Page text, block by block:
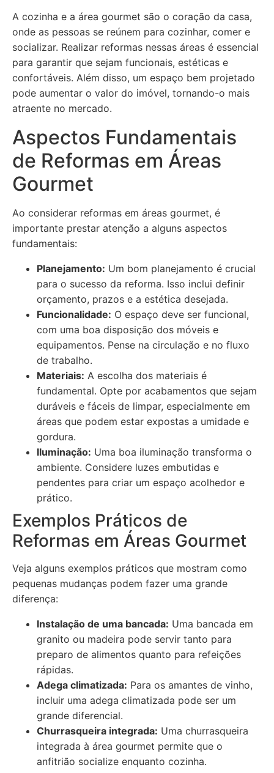
A cozinha e a área gourmet são o coração da casa,
onde as pessoas se reúnem para cozinhar, comer e
socializar. Realizar reformas nessas áreas é essencial
para garantir que sejam funcionais, estéticas e
confortáveis. Além disso, um espaço bem projetado
pode aumentar o valor do imóvel, tornando-o mais
atraente no mercado.
Aspectos Fundamentais
de Reformas em Áreas
Gourmet
Ao considerar reformas em áreas gourmet, é
importante prestar atenção a alguns aspectos
fundamentais:
Planejamento: Um bom planejamento é crucial
para o sucesso da reforma. Isso inclui definir
orçamento, prazos e a estética desejada.
Funcionalidade: O espaço deve ser funcional,
com uma boa disposição dos móveis e
equipamentos. Pense na circulação e no fluxo
de trabalho.
Materiais: A escolha dos materiais é
fundamental. Opte por acabamentos que sejam
duráveis e fáceis de limpar, especialmente em
áreas que podem estar expostas a umidade e
gordura.
Iluminação: Uma boa iluminação transforma o
ambiente. Considere luzes embutidas e
pendentes para criar um espaço acolhedor e
prático.
Exemplos Práticos de
Reformas em Áreas Gourmet
Veja alguns exemplos práticos que mostram como
pequenas mudanças podem fazer uma grande
diferença:
Instalação de uma bancada: Uma bancada em
granito ou madeira pode servir tanto para
preparo de alimentos quanto para refeições
rápidas.
Adega climatizada: Para os amantes de vinho,
incluir uma adega climatizada pode ser um
grande diferencial.
Churrasqueira integrada: Uma churrasqueira
integrada à área gourmet permite que o
anfitrião socialize enquanto cozinha.